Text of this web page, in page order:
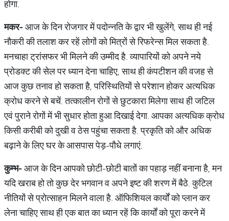
होगा.
मकर-आज के दिन रोजगार में पदोन्नति के द्वार भी खुलेंगे, साथ ही नई
नौकरी की तलाश कर रहें लोगों को मित्रों से रिफरेन्स मिल सकता है.
मनचाहा ट्रांसफर भी मिलने की उम्मीद है. व्यापारियों को अपने नये
प्रोडक्ट की सेल पर ध्यान देना चाहिए, साथ ही कंपटीशन की वजह से
आज कुछ तनाव हो सकता है, परिस्थितियों से परेशान होकर अत्यधिक
क्रोध करने से बचें. तत्कालीन रोगों से छुटकारा मिलेगा साथ ही जटिल
एवं पुराने रोगों में भी सुधार होता हुआ दिखाई देगा. आपका अत्यधिक क्रोध
किसी करीबी को दुखी व ठेस पहुंचा सकता है. प्रकृति को और अधिक
बढ़ाने के लिए घर के आसपास पेड़-पौधे लगाएं.
कुम्भ-आज के दिन आपको छोटी-छोटी बातों का पहाड़ नहीं बनाना है, मन
यदि खराब हो तो कुछ देर भगवान व अपने इष्ट की शरण में बैठे. कुटिल
नीतियों से प्रोत्साहन मिलने वाला है. ऑफिशियल कार्यों को प्लान कर
लेना चाहिए साथ ही एक बात का ध्यान रहें कि कार्यों को पूरा करने में